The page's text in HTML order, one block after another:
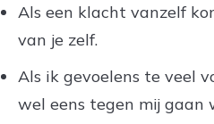
Als een klacht vanzelf
van je zelf.
Als ik gevoelens te veel
wel eens tegen mij gaan